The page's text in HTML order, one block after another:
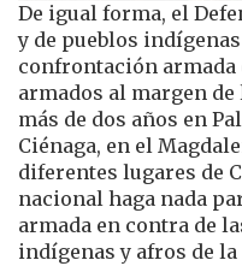
De igual forma, el
y de pueblos
confrontación armada
armados al margen
más de dos años en
Ciénaga, en el
diferentes lugares de
nacional haga nada
armada en contra de
indígenas y afros de la